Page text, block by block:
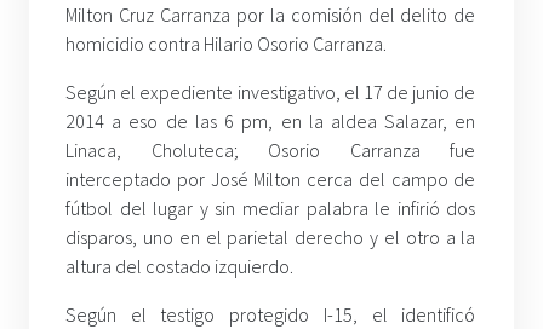
Milton Cruz Carranza por la comisión del delito de
homicidio contra Hilario Osorio Carranza.
Según el expediente investigativo, el 17 de junio de
2014 a eso de las 6 pm, en la aldea Salazar, en
Linaca, Choluteca; Osorio Carranza fue
interceptado por José Milton cerca del campo de
fútbol del lugar y sin mediar palabra le infirió dos
disparos, uno en el parietal derecho y el otro a la
altura del costado izquierdo.
Según el testigo protegido I-15, el identificó